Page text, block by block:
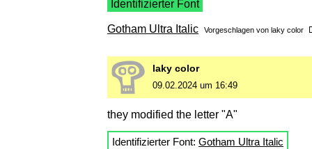
Identifizierter Font
Gotham Ultra Italic Vorgeschlagen von laky color
laky color
09.02.2024 um 16:49
they modified the letter "A"
Identifizierter Font: Gotham Ultra Italic